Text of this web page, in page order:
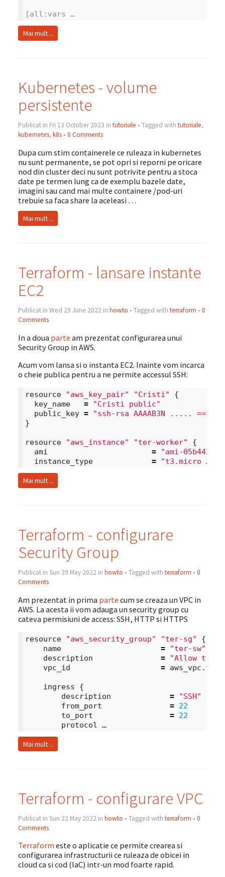
[all:vars …
Mai mult ...
Kubernetes - volume
persistente
Publicat in Fri 13 October 2023 in tutoriale • Tagged with tutoriale,
kubernetes, k8s• 0 Comments
Dupa cum stim containerele ce ruleaza in kubernetes
nu sunt permanente, se pot opri si reporni pe oricare
nod din cluster deci nu sunt potrivite pentru a stoca
date pe termen lung ca de exemplu bazele date,
imagini sau cand mai multe containere /pod-uri
trebuie sa faca share la aceleasi …
Mai mult ...
Terraform - lansare instante
EC2
Publicat in Wed 29 June 2022 in howto • Tagged with terraform • 0
Comments
In a doua parte am prezentat configurarea unui
Security Group in AWS.
Acum vom lansa si o instanta EC2. Inainte vom incarca
o cheie publica pentru a ne permite accessul SSH:
resource "aws_key_pair" "Cristi"
{
key_name
=
"Cristi public"
public_key =
"ssh-rsa AAAAB3N ..... ==
}
resource "aws_instance" "ter-worker"
{
ami
=
"ami-
instance_type
= "t3.micro …
Mai mult ...
Terraform - configurare
Security Group
Publicat in Sun 29 May 2022 in howto • Tagged with terraform • 0
Comments
Am prezentat in prima parte cum se creaza un VPC in
AWS. La acesta ii vom adauga un security group cu
cateva permisiuni de access: SSH, HTTP si HTTPS
resource "aws_security_group" "ter-sg"
{
name
=
"ter-sw"
description
=
"Allow
vpc_id
= aws_vpc . ter
ingress
{
description
=
"SSH"
from_port
= 22
to_port
= 22
protocol …
Mai mult ...
Terraform - configurare VPC
Publicat in Sun 22 May 2022 in howto • Tagged with terraform • 0
Comments
Terraform este o aplicatie ce permite crearea si
configurarea infrastructurii ce ruleaza de obicei in
cloud ca si cod (IaC) intr-un mod foarte rapid.